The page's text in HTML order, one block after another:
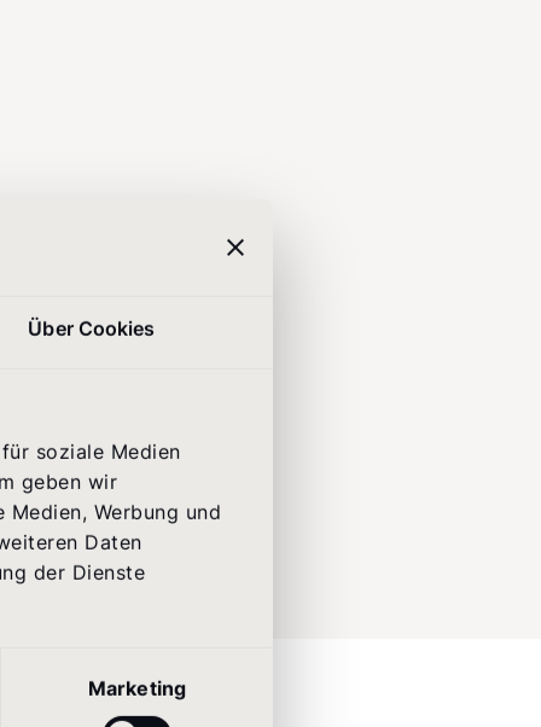
Über Cookies
soziale Medien
geben wir
Werbung und
Daten
der Dienste
Marketing